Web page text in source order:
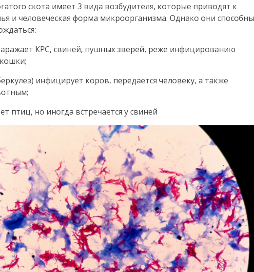
скота имеет 3 вида возбудителя, которые приводят к
и человеческая форма микроорганизма. Однако они способны
КРС, свиней, пушных зверей, реже инфицированию
инфицирует коров, передается человеку, а также
птиц, но иногда встречается у свиней